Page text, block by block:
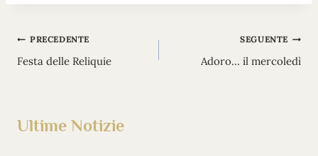
Navigazione
PRECEDENTE
Festa delle Reliquie
SEGUENTE
Adoro… il mercoledì
Ultime Notizie